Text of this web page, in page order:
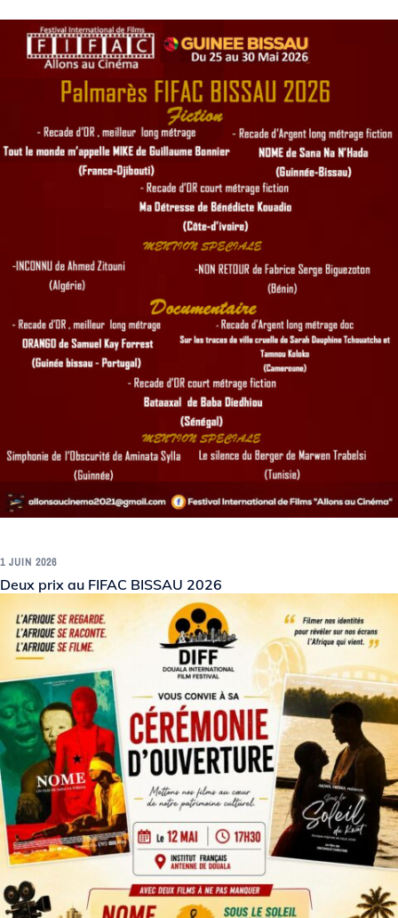
1 JUIN 2026
Deux prix au FIFAC BISSAU 2026